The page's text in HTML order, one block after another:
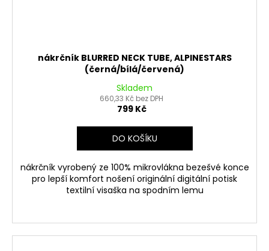
nákrčník BLURRED NECK TUBE, ALPINESTARS
(černá/bílá/červená)
Skladem
660,33 Kč bez DPH
799 Kč
DO KOŠÍKU
nákrčník vyrobený ze 100% mikrovlákna bezešvé konce
pro lepší komfort nošení originální digitální potisk
textilní visaška na spodním lemu